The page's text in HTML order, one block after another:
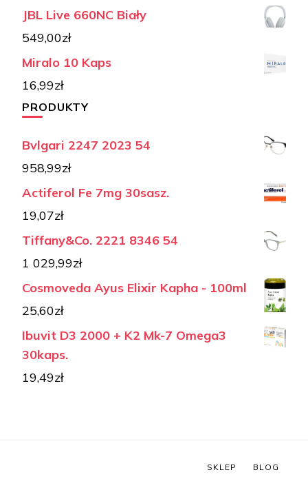
JBL Live 660NC Biały
549,00zł
Miralo 10 Kaps
16,99zł
PRODUKTY
Bvlgari 2247 2023 54
958,99zł
Actiferol Fe 7mg 30sasz.
19,07zł
Tiffany&Co. 2221 8346 54
1 029,99zł
Cosmoveda Ayus Elixir Kapha - 100ml
25,60zł
Ibuvit D3 2000 + K2 Mk-7 Omega3
30kaps.
19,49zł
SKLEP BLOG